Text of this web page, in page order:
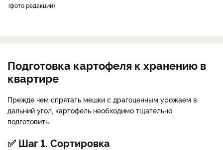
фото редакции
Подготовка картофеля к хранению в
квартире
Прежде чем спрятать мешки с драгоценным урожаем в
дальний угол, картофель необходимо тщательно
подготовить.
✅ Шаг 1. Сортировка